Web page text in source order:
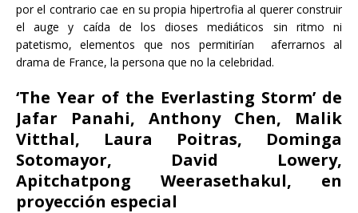
por el contrario cae en su propia hipertrofia al querer construir
el auge y caída de los dioses mediáticos sin ritmo ni
patetismo, elementos que nos permitirían aferrarnos al
drama de France, la persona que no la celebridad.
‘The Year of the Everlasting Storm’ de
Jafar Panahi, Anthony Chen, Malik
Vitthal, Laura Poitras, Dominga
Sotomayor, David Lowery,
Apitchatpong Weerasethakul, en
proyección especial